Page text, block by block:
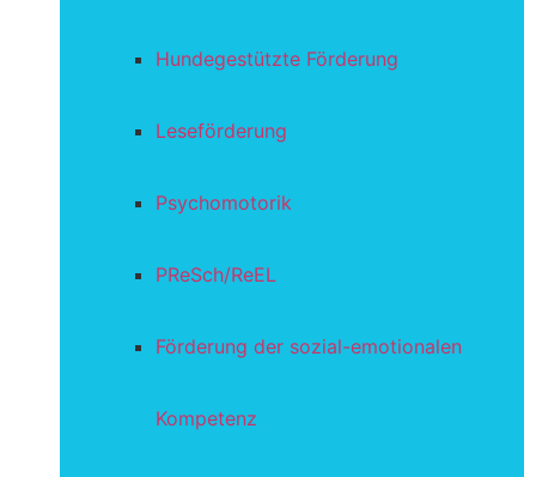
Hundegestützte Förderung
Leseförderung
Psychomotorik
PReSch/ReEL
Förderung der sozial-emotionalen
Kompetenz